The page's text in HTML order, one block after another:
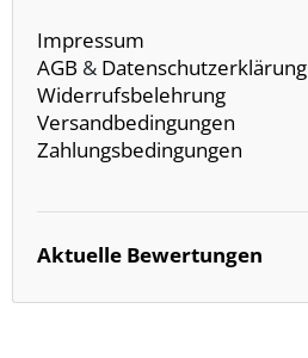
Impressum
AGB & Datenschutzerklärung
Widerrufsbelehrung
Versandbedingungen
Zahlungsbedingungen
Aktuelle Bewertungen